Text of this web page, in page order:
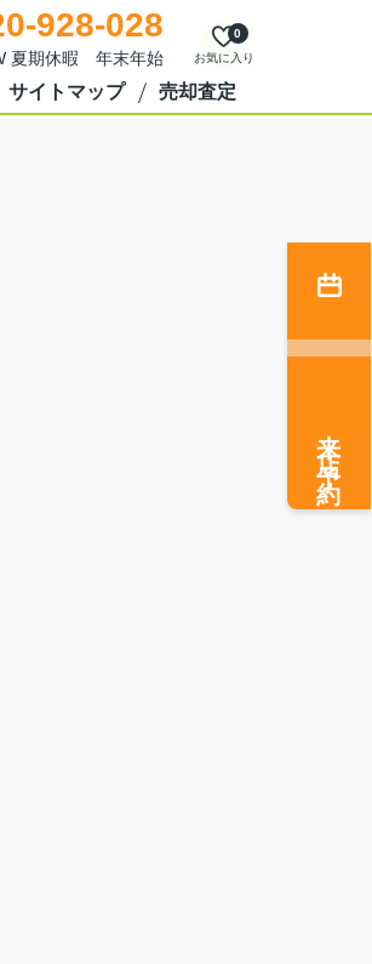
928-028
夏期休暇 年末年始 お気に入り
0
サイトマップ 売却査定
来店予約